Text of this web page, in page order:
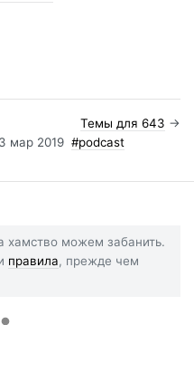
Темы для 643 →
мар 2019 #podcast
хамство можем забанить.
правила, прежде чем